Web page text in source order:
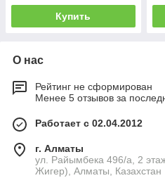
Купить
О нас
Рейтинг не сформирован
Менее 5 отзывов за
Работает с 02.04.2012
г. Алматы
ул. Райымбека 496/а, 2
Жигер), Алматы, Казахстан